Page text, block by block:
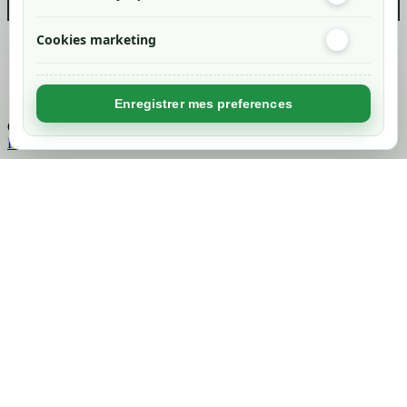
Cookies marketing
Enregistrer mes preferences
Created byNageoconcept
Chargement...
Retour en haut